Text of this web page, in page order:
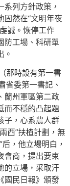
系列方針政策，
固然在“文明年夜
誠。恢停工作
防工場、科研單
。
那時設有第一書
省委第一書記、
蘭州軍區第二政
而不穩的凸起題
子，心系農人群
西”扶植計劃，無
，他立場明白，
會商，提出要束
的立場，采取汗
國民日報》頒發